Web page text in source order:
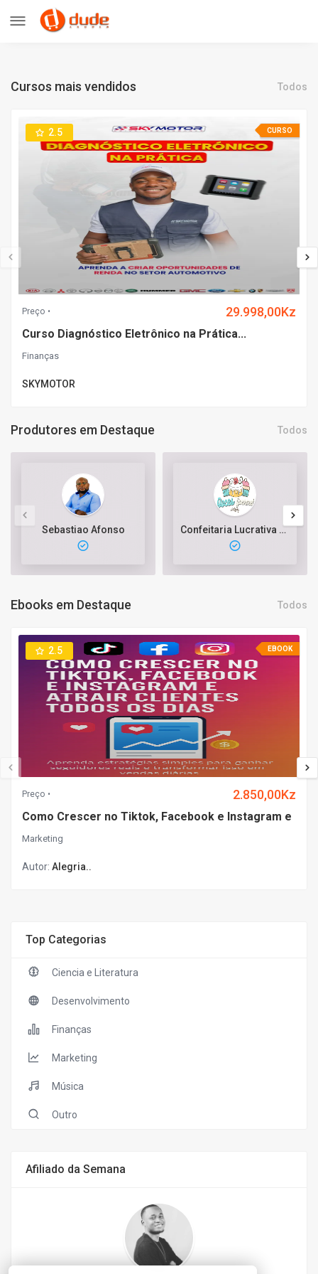
Cursos mais vendidos Todos
CURSO
2.5
Preço 29.998,00Kz
Curso Diagnóstico Eletrônico na Prática...
Finanças
SKYMOTOR
Produtores em Destaque Todos
Sebastiao Afonso Confeitaria Lucrativa com Bolos e Doces Gourmet
Ebooks em Destaque Todos
EBOOK
2.5
Preço 2.850,00Kz
Como Crescer no Tiktok, Facebook e Instagram e
Marketing
Autor: Alegria..
Top Categorias
Ciencia e Literatura
Desenvolvimento
Finanças
Marketing
Música
Outro
Afiliado da Semana